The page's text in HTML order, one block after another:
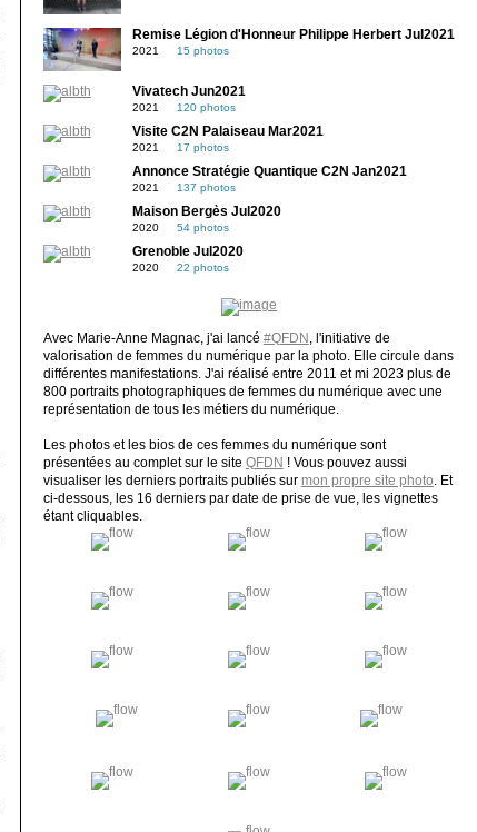
Remise Légion d'Honneur Philippe Herbert Jul2021
2021 15 photos
Vivatech Jun2021
2021 120 photos
Visite C2N Palaiseau Mar2021
2021 17 photos
Annonce Stratégie Quantique C2N Jan2021
2021 137 photos
Maison Bergès Jul2020
2020 54 photos
Grenoble Jul2020
2020 22 photos
Avec Marie-Anne Magnac, j'ai lancé #QFDN , l'initiative de
valorisation de femmes du numérique par la photo. Elle circule dans
différentes manifestations. J'ai réalisé entre 2011 et mi 2023 plus de
800 portraits photographiques de femmes du numérique avec une
représentation de tous les métiers du numérique.
Les photos et les bios de ces femmes du numérique sont
présentées au complet sur le site QFDN ! Vous pouvez aussi
visualiser les derniers portraits publiés sur mon propre site photo. Et
ci-dessous, les 16 derniers par date de prise de vue, les vignettes
étant cliquables.